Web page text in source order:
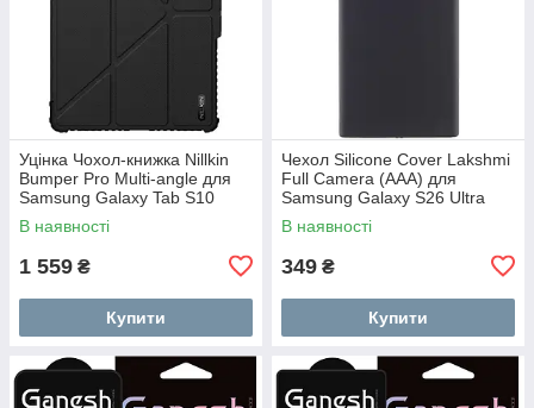
Уцінка Чохол-книжка Nillkin
Bumper Pro Multi-angle для
Samsung Galaxy Tab S10
FE/S9
В наявності
1 559 ₴
Купити
Чехол Silicone Cover Lakshmi
Full Camera (AAA) для
Samsung Galaxy S26 Ultra
В наявності
349 ₴
Купити